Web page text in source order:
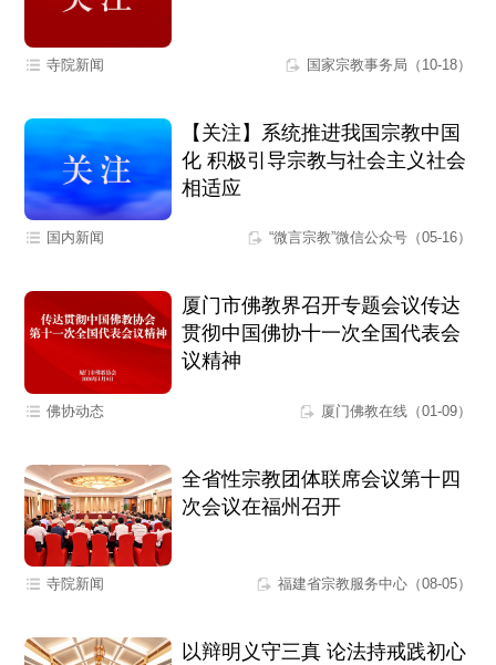
国家宗教事务局（10-18）
寺院新闻
【关注】系统推进我国宗教中国
化 积极引导宗教与社会主义社会
相适应
“微言宗教”微信公众号（05-16）
国内新闻
厦门市佛教界召开专题会议传达
贯彻中国佛协十一次全国代表会
议精神
厦门佛教在线（01-09）
佛协动态
全省性宗教团体联席会议第十四
次会议在福州召开
福建省宗教服务中心（08-05）
寺院新闻
以辩明义守三真 论法持戒践初心